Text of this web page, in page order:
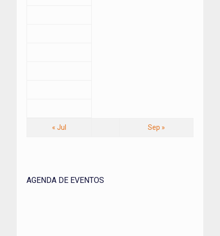
« Jul Sep »
AGENDA DE EVENTOS